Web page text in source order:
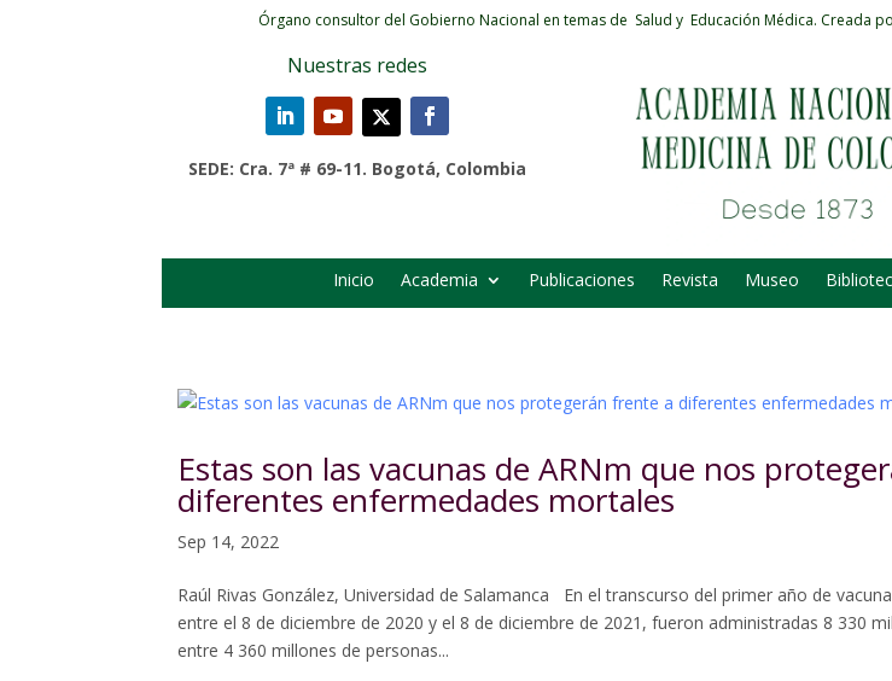
Órgano consultor del Gobierno Nacional en temas de Salud y Educación Médica. Creada
Nuestras redes
SEDE: Cra. 7ª # 69-11. Bogotá, Colombia
Inicio Academia Publicaciones Revista Museo
Estas son las vacunas de ARNm que nos
diferentes enfermedades mortales
Sep 14, 2022
Raúl Rivas González, Universidad de Salamanca En el transcurso del primer año de
entre el 8 de diciembre de 2020 y el 8 de diciembre de 2021, fueron administradas 8 330
entre 4 360 millones de personas...